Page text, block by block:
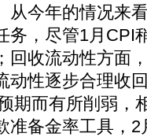
从今年的情况来
务，尽管1月CPI
回收流动性方面
动性逐步合理收
期而有所削弱，
准备金率工具，